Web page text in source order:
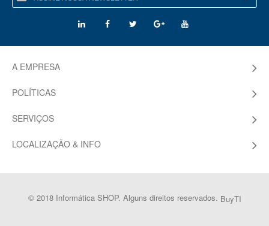
A EMPRESA
POLÍTICAS
SERVIÇOS
LOCALIZAÇÃO & INFO
© 2018 Informática SHOP. Alguns direitos reservados. BuyTI